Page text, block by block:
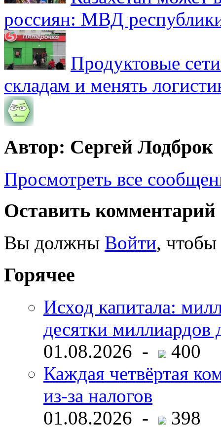
россиян: МВД
Продуктовые
складам и менять
Автор: Сергей Лодброк
Просмотреть все
Оставить комментарий
Вы должны Войти, чтобы
Горячее
Исход капитала:
десятки миллиардов
01.08.2026 -
400
Каждая четвёртая
из-за налогов
01.08.2026 -
398